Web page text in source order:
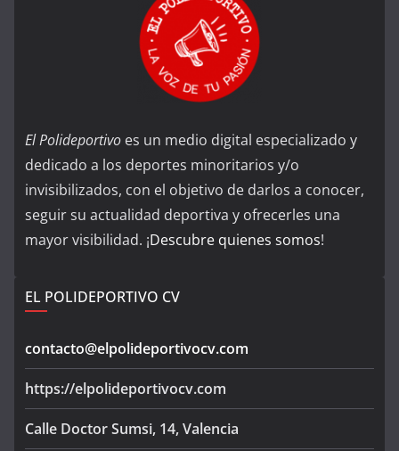
El Polideportivo es un medio digital especializado y
dedicado a los deportes minoritarios y/o
invisibilizados, con el objetivo de darlos a conocer,
seguir su actualidad deportiva y ofrecerles una
mayor visibilidad. ¡Descubre quienes somos!
EL POLIDEPORTIVO CV
contacto@elpolideportivocv.com
https://elpolideportivocv.com
Calle Doctor Sumsi, 14, Valencia